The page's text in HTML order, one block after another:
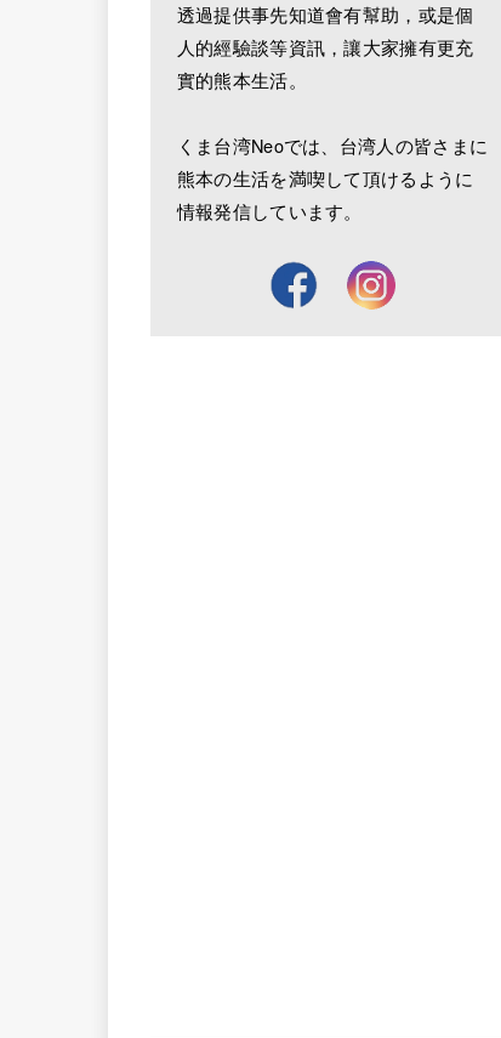
透過提供事先知道會有幫助，或是個
人的經驗談等資訊，讓大家擁有更充
實的熊本生活。
くま台湾Neoでは、台湾人の皆さまに
熊本の生活を満喫して頂けるように
情報発信しています。